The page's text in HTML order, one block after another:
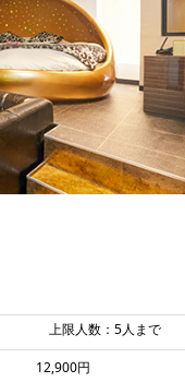
上限人数：5人まで
12,900円